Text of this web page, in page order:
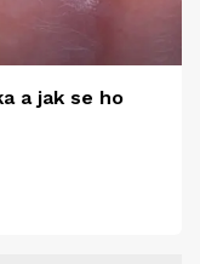
a jak se ho